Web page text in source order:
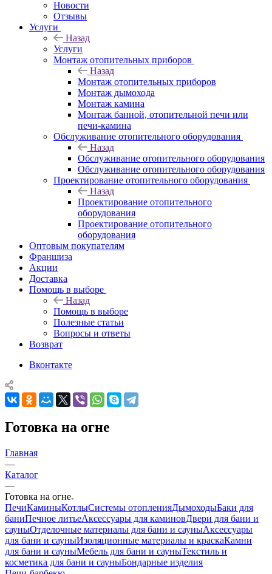
Новости
Отзывы
Услуги
Назад
Услуги
Монтаж отопительных приборов
Назад
Монтаж отопительных приборов
Монтаж дымохода
Монтаж камина
Монтаж банной, отопительной печи или
печи-камина
Обслуживание отопительного оборудования
Назад
Обслуживание отопительного оборудования
Обслуживание отопительного оборудования
Проектирование отопительного оборудования
Назад
Проектирование отопительного
оборудования
Проектирование отопительного
оборудования
Оптовым покупателям
Франшиза
Акции
Доставка
Помощь в выборе
Назад
Помощь в выборе
Полезные статьи
Вопросы и ответы
Возврат
Вконтакте
Готовка на огне
Главная
—
Каталог
—
Готовка на огне
ПечиКаминыКотлыСистемы отопленияДымоходыБаки для
баниПечное литьеАксессуары для каминовДвери для бани и
сауныОтделочные материалы для бани и сауныАксессуары
для бани и сауныИзоляционные материалы и краскаКамни
для бани и сауныМебель для бани и сауныТекстиль и
косметика для бани и сауныБондарные изделия